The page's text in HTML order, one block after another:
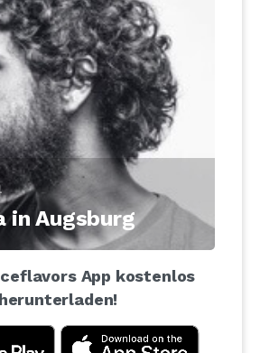
in Augsburg
App kostenlos
herunterladen!